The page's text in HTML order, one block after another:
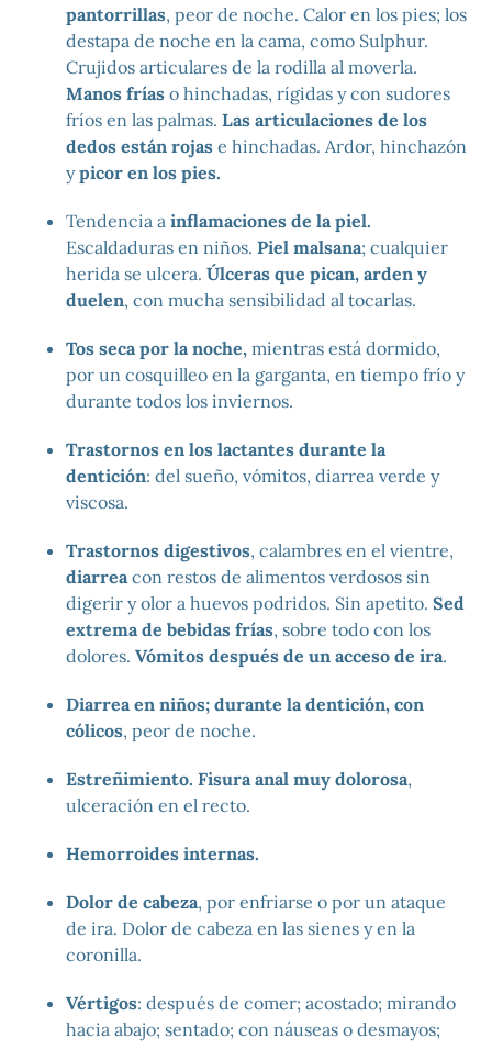
pantorrillas, peor de noche. Calor en los pies; los
destapa de noche en la cama, como Sulphur.
Crujidos articulares de la rodilla al moverla.
Manos frías o hinchadas, rígidas y con sudores
fríos en las palmas. Las articulaciones de los
dedos están rojas e hinchadas. Ardor, hinchazón
ypicor en los pies.
Tendencia a inflamaciones de la piel.
Escaldaduras en niños. Piel malsana; cualquier
herida se ulcera. Úlceras que pican, arden y
duelen, con mucha sensibilidad al tocarlas.
Tos seca por la noche, mientras está dormido,
por un cosquilleo en la garganta, en tiempo frío y
durante todos los inviernos.
Trastornos en los lactantes durante la
dentición: del sueño, vómitos, diarrea verde y
viscosa.
Trastornos digestivos, calambres en el vientre,
diarrea con restos de alimentos verdosos sin
digerir y olor a huevos podridos. Sin apetito. Sed
extrema de bebidas frías, sobre todo con los
dolores. Vómitos después de un acceso de ira.
Diarrea en niños; durante la dentición, con
cólicos, peor de noche.
Estreñimiento. Fisura anal muy dolorosa,
ulceración en el recto.
Hemorroides internas.
Dolor de cabeza, por enfriarse o por un ataque
de ira. Dolor de cabeza en las sienes y en la
coronilla.
Vértigos: después de comer; acostado; mirando
hacia abajo; sentado; con náuseas o desmayos;